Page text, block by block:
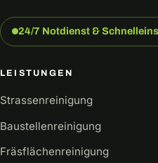
24/7 Notdienst &
LEISTUNGEN
Strassenreinigung
Baustellenreinigung
Fräsflächenreinigung